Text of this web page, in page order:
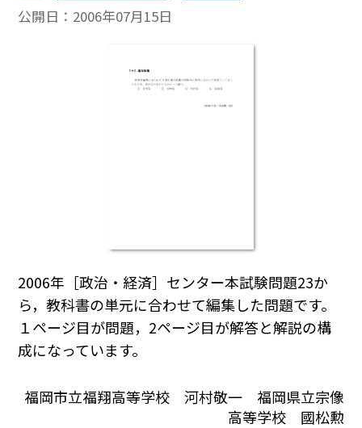
公開日： 2006年07月15日
2006年［政治・経済］センター本試験問題23か
ら，教科書の単元に合わせて編集した問題です。
１ページ目が問題，2ページ目が解答と解説の構
成になっています。
福岡市立福翔高等学校 河村敬一 福岡県立宗像
高等学校 國松勲